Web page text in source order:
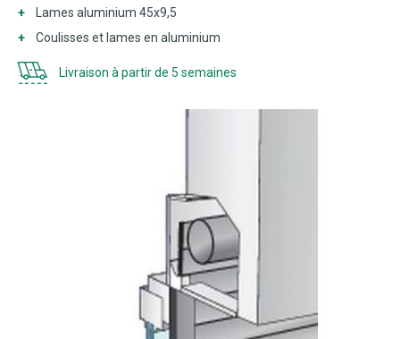
Lames aluminium 45x9,5
Coulisses et lames en aluminium
Livraison à partir de 5 semaines